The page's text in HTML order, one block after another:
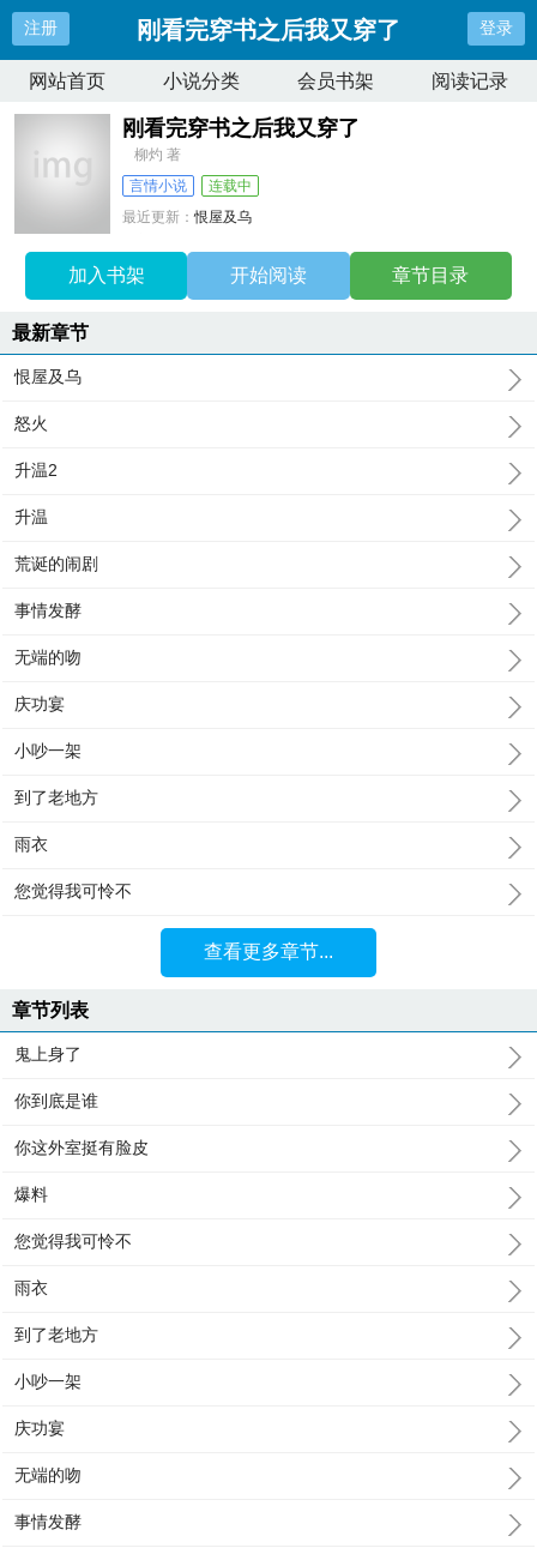
注册 刚看完穿书之后我又穿了 登录
网站首页 小说分类 会员书架 阅读记录
刚看完穿书之后我又穿了
柳灼 著
言情小说
连载中
最近更新：恨屋及乌
加入书架 开始阅读 章节目录
最新章节
恨屋及乌
怒火
升温2
升温
荒诞的闹剧
事情发酵
无端的吻
庆功宴
小吵一架
到了老地方
雨衣
您觉得我可怜不
查看更多章节...
章节列表
鬼上身了
你到底是谁
你这外室挺有脸皮
爆料
您觉得我可怜不
雨衣
到了老地方
小吵一架
庆功宴
无端的吻
事情发酵